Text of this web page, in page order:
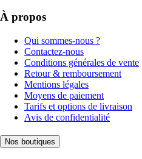
À propos
Qui sommes-nous ?
Contactez-nous
Conditions générales de vente
Retour & remboursement
Mentions légales
Moyens de paiement
Tarifs et options de livraison
Avis de confidentialité
Nos boutiques